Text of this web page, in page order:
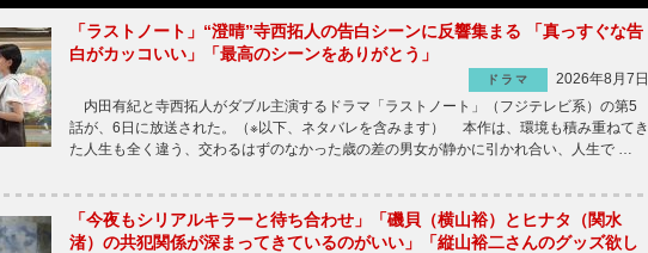
「ラストノート」“澄晴”寺西拓人の告白シーンに反響集まる 「真っすぐな告
白がカッコいい」「最高のシーンをありがとう」
ドラマ
2026年8月7日
内田有紀と寺西拓人がダブル主演するドラマ「ラストノート」（フジテレビ系）の第5
話が、6日に放送された。（※以下、ネタバレを含みます） 本作は、環境も積み重ねてき
た人生も全く違う、交わるはずのなかった歳の差の男女が静かに引かれ合い、人生で …
「今夜もシリアルキラーと待ち合わせ」「磯貝（横山裕）とヒナタ（関水
渚）の共犯関係が深まってきているのがいい」「縦山裕二さんのグッズ欲し